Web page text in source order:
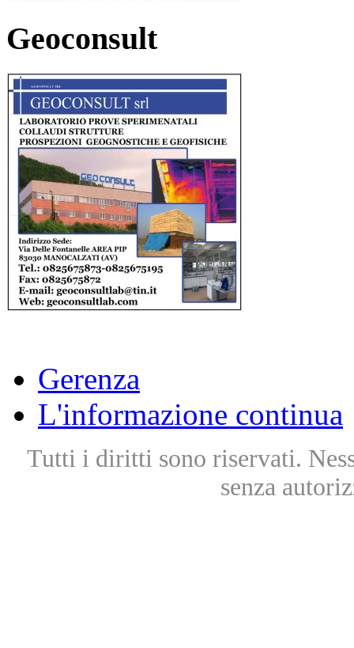
Geoconsult
Gerenza
L'informazione continua
Tutti i diritti sono riservati.
senza